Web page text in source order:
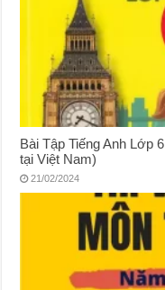
Bài Tập Tiếng Anh Lớp
tại Việt Nam)
21/02/2024